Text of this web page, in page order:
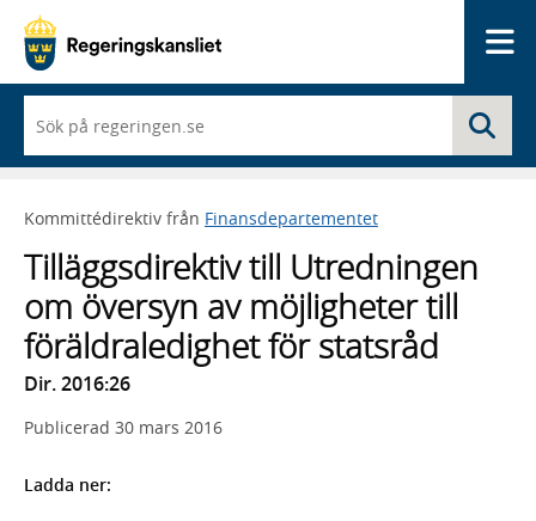
du
börjar
skriva
framträder
lista
med
sökförslag
Kommittédirektiv från Finansdepartementet
Tilläggsdirektiv till Utredningen
om översyn av möjligheter till
föräldraledighet för statsråd
Dir. 2016:26
Publicerad 30 mars 2016
Ladda ner: